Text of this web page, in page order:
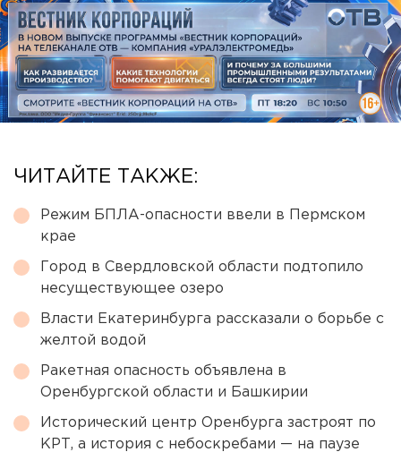
ЧИТАЙТЕ ТАКЖЕ:
Режим БПЛА-опасности ввели в Пермском
крае
Город в Свердловской области подтопило
несуществующее озеро
Власти Екатеринбурга рассказали о борьбе с
желтой водой
Ракетная опасность объявлена в
Оренбургской области и Башкирии
Исторический центр Оренбурга застроят по
КРТ, а история с небоскребами — на паузе